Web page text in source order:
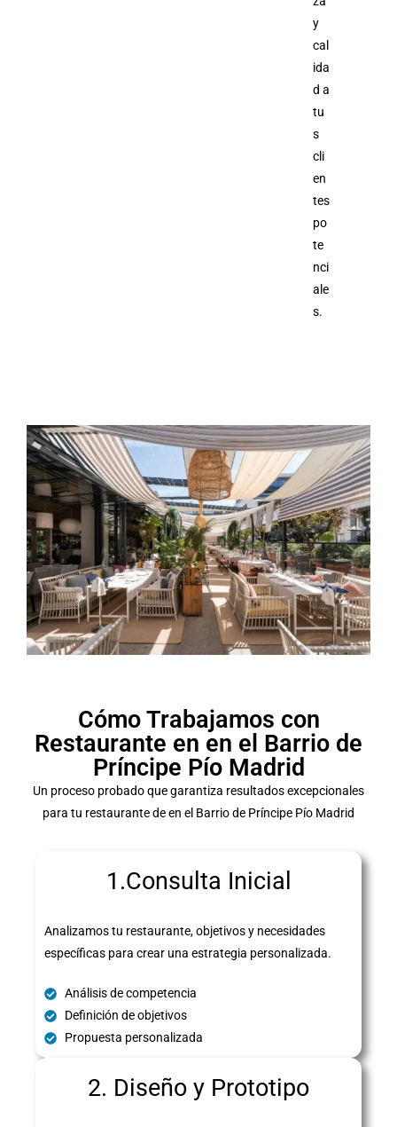
y
cal
ida
d a
tu
s
cli
en
tes
po
te
nci
ale
s.
Cómo Trabajamos con
Restaurante en en el Barrio de
Príncipe Pío Madrid
Un proceso probado que garantiza resultados excepcionales
para tu restaurante de en el Barrio de Príncipe Pío Madrid
1.Consulta Inicial
Analizamos tu restaurante, objetivos y necesidades
específicas para crear una estrategia personalizada.
Análisis de competencia
Definición de objetivos
Propuesta personalizada
2. Diseño y Prototipo